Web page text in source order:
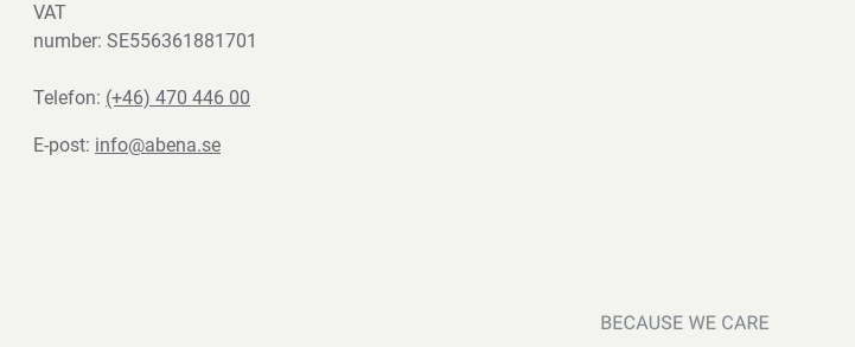
VAT
number: SE556361881701
Telefon: (+46) 470 446 00
E-post: info@abena.se